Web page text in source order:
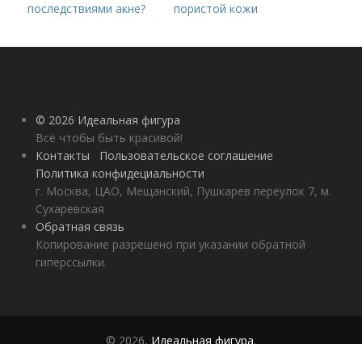
последствиями акне?
пористой кожи
© 2026 Идеальная фигура
Всё чтобы быть красивой!
Контакты
Пользовательское соглашение
Политика конфидециальности
г. Москва, ЦАО, Мещанский, Пушкарев переулок 7, м.
Сухаревская
Обратная связь
Копирование разрешено при указании обратной
гиперссылки.
© 2026, Идеальная фигура.